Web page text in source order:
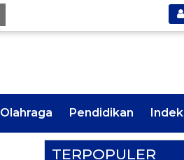
Olahraga Pendidikan
TERPOPULER